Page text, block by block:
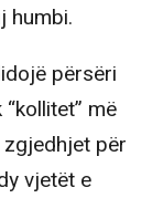
humbi.
përsëri
më
për
vjetët e